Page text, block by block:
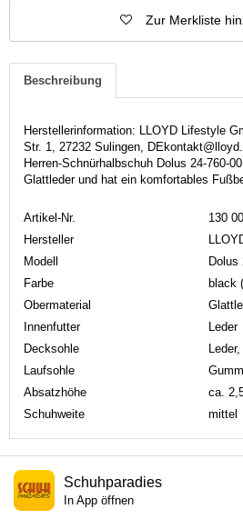
Zur Merkliste
Beschreibung
Herstellerinformation: LLOYD Lifestyle
Str. 1, 27232 Sulingen,
Herren-Schnürhalbschuh Dolus 24-760-
Glattleder und hat ein komfortables
Artikel-Nr.
130
Hersteller
Modell
Dolus
Farbe
black
Obermaterial
Innenfutter
Leder
Decksohle
Laufsohle
Absatzhöhe
ca.
Schuhweite
mittel
Schuhparadies
In App öffnen